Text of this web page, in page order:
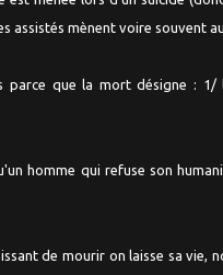
assistés mènent voire souvent
parce que la mort désigne : 1/
homme qui refuse son
de mourir on laisse sa vie,